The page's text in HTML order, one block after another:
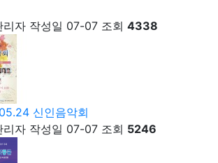
리자 작성일 07-07 조회 4338
신인음악회
리자 작성일 07-07 조회 5246